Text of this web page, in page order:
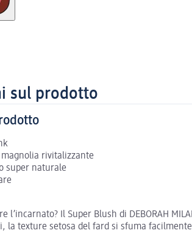
sul prodotto
rivitalizzante
super naturale
l’incarnato? Il Super Blush di DEBORAH
la texture setosa del fard si sfuma